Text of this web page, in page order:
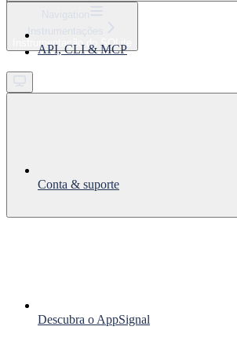
Get started
Instrumentações
Instrumentação do SQLite
API, CLI & MCP
Conta & suporte
Descubra o AppSignal